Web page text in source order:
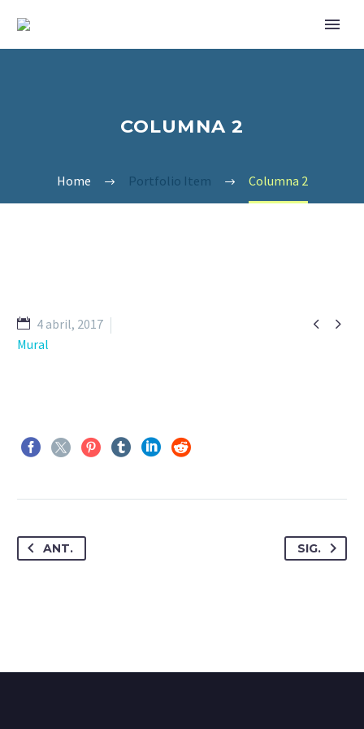
COLUMNA 2
Home Portfolio Item Columna 2
 
4 abril, 2017
Mural
ANT. SIG.